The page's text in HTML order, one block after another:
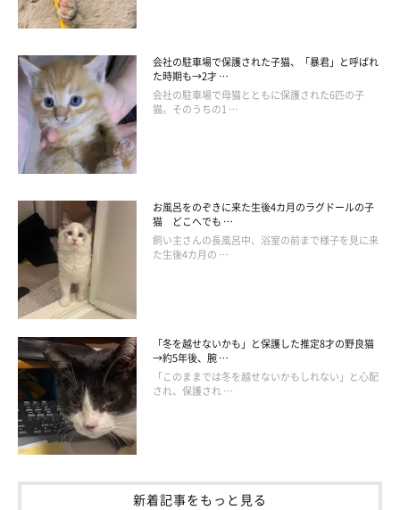
会社の駐車場で保護された子猫、「暴君」と呼ばれ
た時期も→2才 …
会社の駐車場で母猫とともに保護された6匹の子
猫。そのうちの1 …
お風呂をのぞきに来た生後4カ月のラグドールの子
猫 どこへでも …
飼い主さんの長風呂中、浴室の前まで様子を見に来
た生後4カ月の …
「冬を越せないかも」と保護した推定8才の野良猫
→約5年後、腕 …
「このままでは冬を越せないかもしれない」と心配
され、保護され …
新着記事をもっと見る